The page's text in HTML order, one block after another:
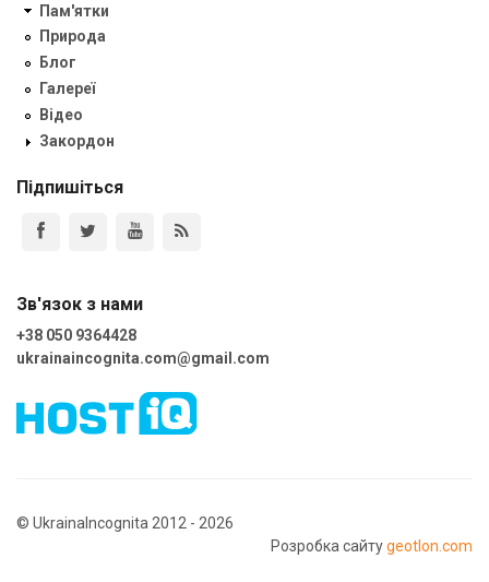
Пам'ятки
Природа
Блог
Галереї
Відео
Закордон
Підпишіться
Зв'язок з нами
+38 050 9364428
ukrainaincognita.com@gmail.com
© UkrainaIncognita 2012 - 2026
Розробка сайтуgeotlon.com